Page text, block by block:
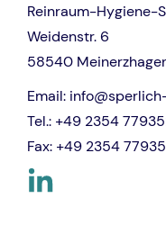
Reinraum-Hygiene-
Weidenstr. 6
58540
Email:
Tel.: +49 2354
Fax: +49 2354